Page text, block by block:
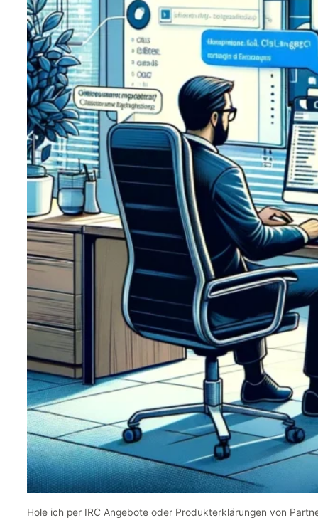
Hole ich per IRC Angebote oder Produkterklärungen von